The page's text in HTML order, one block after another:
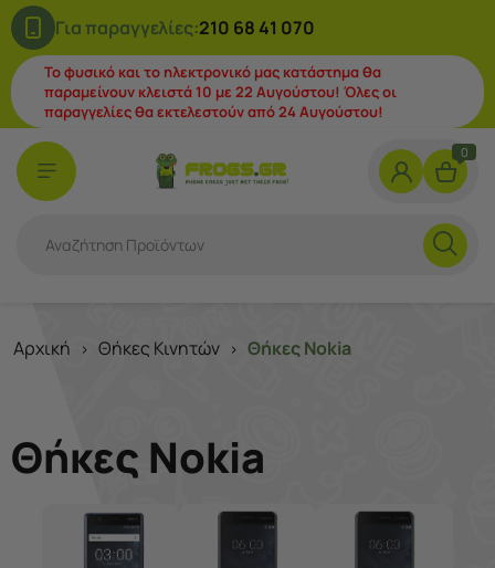
Για παραγγελίες:210 68 41 070
Το φυσικό και το ηλεκτρονικό μας κατάστημα θα
παραμείνουν κλειστά 10 με 22 Αυγούστου! Όλες οι
παραγγελίες θα εκτελεστούν από 24 Αυγούστου!
0
Αρχική > Θήκες Κινητών > Θήκες Nokia
Θήκες Nokia